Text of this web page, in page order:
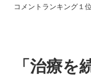
コメントランキング１
「治療を